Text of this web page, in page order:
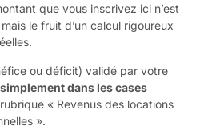
que vous inscrivez ici n’est
le fruit d’un calcul rigoureux
ou déficit) validé par votre
dans les cases
« Revenus des locations
».